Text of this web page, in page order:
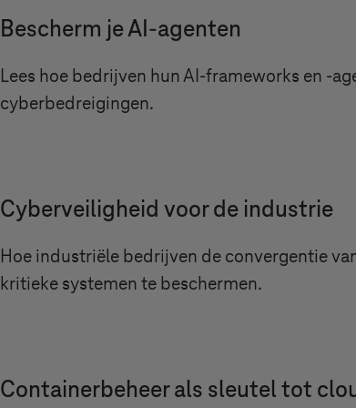
Bescherm je AI-agenten
Lees hoe bedrijven hun AI-frameworks en -
cyberbedreigingen.
Cyberveiligheid voor de industrie
Hoe industriële bedrijven de convergentie
kritieke systemen te beschermen.
Containerbeheer als sleutel tot